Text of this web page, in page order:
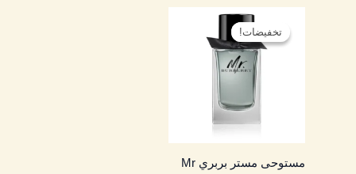
تخفيضات!
تخفيضات!
مستوحى مستر بربري Mr
نطاق
من
خلال
هناك
العديد
من
الأشكال
المختلفة
لهذا
المنتج.
يمكن